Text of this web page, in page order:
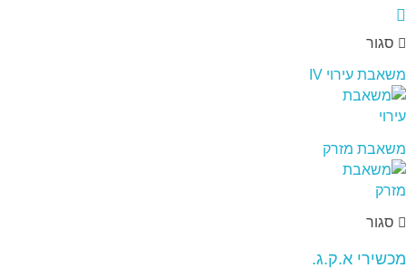
סגור
משאבת עירוי IV
משאבת מזרק
סגור
מכשירי א.ק.ג.